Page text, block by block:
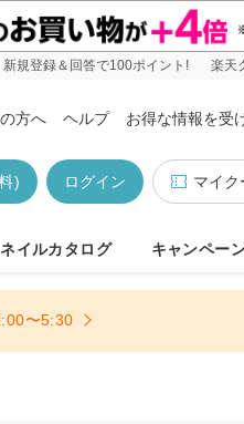
新規登録＆回答で100ポイント! 楽天
方へ ヘルプ お得な情報を受
マイク
ログイン
)
ネイルカタログ キャンペー
〜5:30